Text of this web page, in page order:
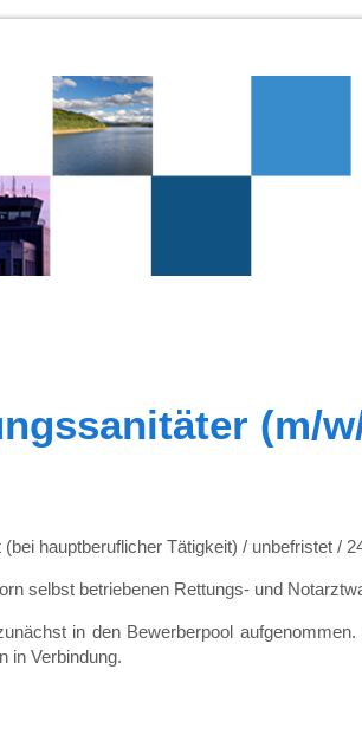
(m/
hauptberuflicher Tätigkeit) / unbefristet /
selbst betriebenen Rettungs- und
in den Bewerberpool
in Verbindung.